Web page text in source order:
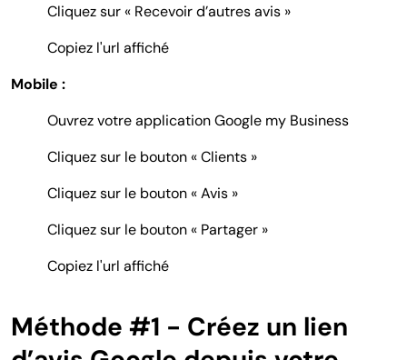
Cliquez sur « Recevoir d’autres avis »
Copiez l'url affiché
Mobile :
Ouvrez votre application Google my Business
Cliquez sur le bouton « Clients »
Cliquez sur le bouton « Avis »
Cliquez sur le bouton« Partager »
Copiez l'url affiché
Méthode #1 - Créez un lien